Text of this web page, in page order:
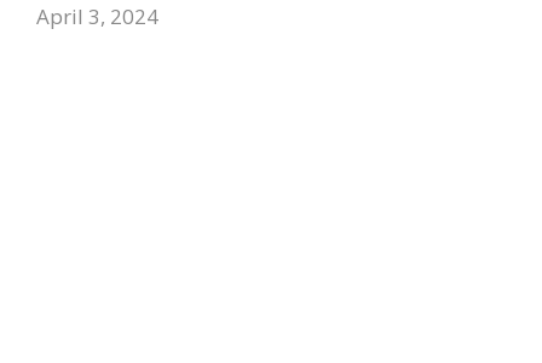
April 3, 2024